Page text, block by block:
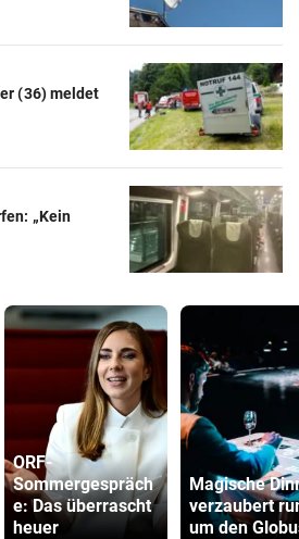
(36) meldet
„Kein
ORF-
Sommergespräch
e: Das überrascht
heuer
Magische
verzaubert
um den